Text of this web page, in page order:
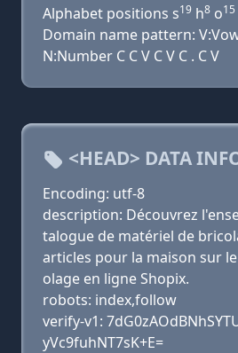
Alphabet positions s19 h8 o15
Domain name pattern:
N:Number C C V C V C . C V
<HEAD> DATA
Encoding: utf-8
description: Découvrez
talogue de matériel de
articles pour la maison sur
olage en ligne Shopix.
robots: index,follow
verify-v1:
yVc9fuhNT7sK+E=